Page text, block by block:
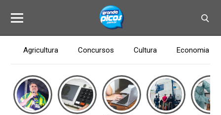
Agricultura Concursos Cultura Economia